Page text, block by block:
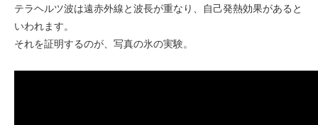
テラヘルツ波は遠赤外線と波長が重なり、自己発熱効果があると
いわれます。
それを証明するのが、写真の氷の実験。